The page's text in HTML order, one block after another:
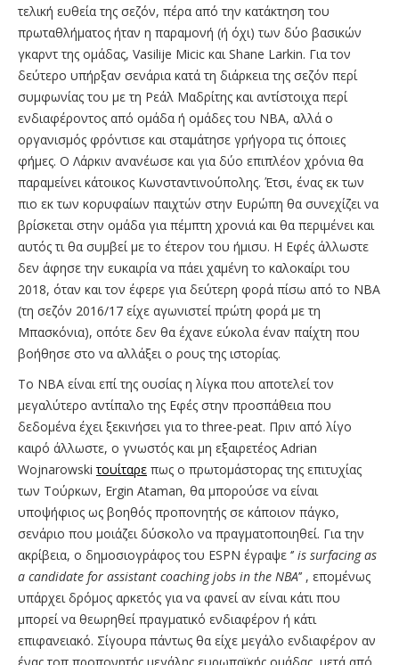
τελική ευθεία της σεζόν, πέρα από την κατάκτηση του
πρωταθλήματος ήταν η παραμονή (ή όχι) των δύο βασικών
γκαρντ της ομάδας, Vasilije Micic και Shane Larkin. Για τον
δεύτερο υπήρξαν σενάρια κατά τη διάρκεια της σεζόν περί
συμφωνίας του με τη Ρεάλ Μαδρίτης και αντίστοιχα περί
ενδιαφέροντος από ομάδα ή ομάδες του ΝΒΑ, αλλά ο
οργανισμός φρόντισε και σταμάτησε γρήγορα τις όποιες
φήμες. Ο Λάρκιν ανανέωσε και για δύο επιπλέον χρόνια θα
παραμείνει κάτοικος Κωνσταντινούπολης. Έτσι, ένας εκ των
πιο εκ των κορυφαίων παιχτών στην Ευρώπη θα συνεχίζει να
βρίσκεται στην ομάδα για πέμπτη χρονιά και θα περιμένει και
αυτός τι θα συμβεί με το έτερον του ήμισυ. Η Εφές άλλωστε
δεν άφησε την ευκαιρία να πάει χαμένη το καλοκαίρι του
2018, όταν και τον έφερε για δεύτερη φορά πίσω από το ΝΒΑ
(τη σεζόν 2016/17 είχε αγωνιστεί πρώτη φορά με τη
Μπασκόνια), οπότε δεν θα έχανε εύκολα έναν παίχτη που
βοήθησε στο να αλλάξει ο ρους της ιστορίας.
Tο ΝΒΑ είναι επί της ουσίας η λίγκα που αποτελεί τον
μεγαλύτερο αντίπαλο της Εφές στην προσπάθεια που
δεδομένα έχει ξεκινήσει για το three-peat. Πριν από λίγο
καιρό άλλωστε, o γνωστός και μη εξαιρετέος Adrian
Wojnarowskiτουίταρε πως ο πρωτομάστορας της επιτυχίας
των Τούρκων, Ergin Ataman, θα μπορούσε να είναι
υποψήφιος ως βοηθός προπονητής σε κάποιον πάγκο,
σενάριο που μοιάζει δύσκολο να πραγματοποιηθεί. Για την
ακρίβεια, ο δημοσιογράφος του ESPN έγραψε ‘’ is surfacing as
a candidate for assistant coaching jobs in the NBA’’ , επομένως
υπάρχει δρόμος αρκετός για να φανεί αν είναι κάτι που
μπορεί να θεωρηθεί πραγματικό ενδιαφέρον ή κάτι
επιφανειακό. Σίγουρα πάντως θα είχε μεγάλο ενδιαφέρον αν